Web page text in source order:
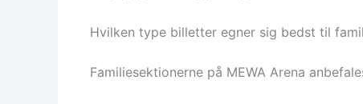
Hvilken type billetter egner sig bedst til
Familiesektionerne på MEWA Arena